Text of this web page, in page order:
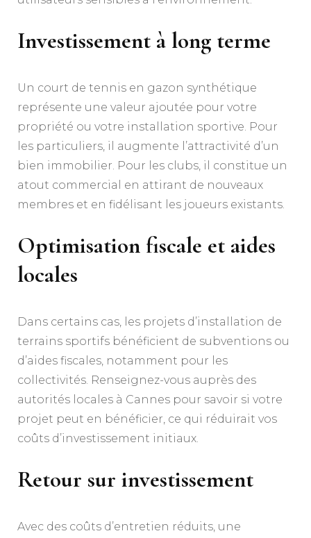
Investissement à long terme
Un court de tennis en gazon synthétique
représente une valeur ajoutée pour votre
propriété ou votre installation sportive. Pour
les particuliers, il augmente l’attractivité d’un
bien immobilier. Pour les clubs, il constitue un
atout commercial en attirant de nouveaux
membres et en fidélisant les joueurs existants.
Optimisation fiscale et aides
locales
Dans certains cas, les projets d’installation de
terrains sportifs bénéficient de subventions ou
d’aides fiscales, notamment pour les
collectivités. Renseignez-vous auprès des
autorités locales à Cannes pour savoir si votre
projet peut en bénéficier, ce qui réduirait vos
coûts d’investissement initiaux.
Retour sur investissement
Avec des coûts d’entretien réduits, une